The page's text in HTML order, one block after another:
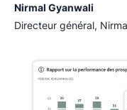
Nirmal Gyanwali
Directeur général,